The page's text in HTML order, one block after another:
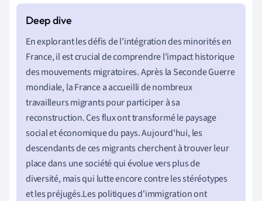
En explorant les défis de l'intégration des minorités en
France, il est crucial de comprendre l'impact historique
des mouvements migratoires. Après la Seconde Guerre
mondiale, la France a accueilli de nombreux
travailleurs migrants pour participer à sa
reconstruction. Ces flux ont transformé le paysage
social et économique du pays. Aujourd'hui, les
descendants de ces migrants cherchent à trouver leur
place dans une société qui évolue vers plus de
diversité, mais qui lutte encore contre les stéréotypes
et les préjugés.Les politiques d'immigration ont